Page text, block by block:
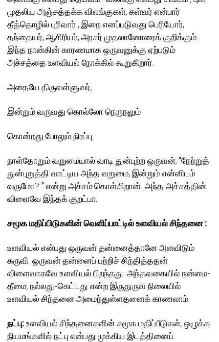
முதலிய அஞ்சத்தக்க விலங்குகள், கள்வர் என்பார்
தீத்தொழில் புரிவார் , இறை எனப்படுவது பெரியோர்,
தந்தையர், ஆசிரியர், அரசர் முதலானோரைக் குறிக்கும்.
இந்த நான்கின் காரணமாக ஒருவனுக்கு ஏற்படும்
அச்சத்தை உளவியல் நோக்கில் கூறுகிறார்.
அதையே திருவள்ளுவர்,
இன்றும் வருவது கொல்லோ நெருநலும்
கொன்றது போலும் நிரப்பு.
நாள்தோறும் வறுமையால் வாடி துன்புற்ற ஒருவன், “நேற்றுத்
துன்புறுத்தி வாட்டிய அந்த வறுமை, இன்றும் என்னிடம்
வருமோ? ” என்று அச்சம் கொள்கிறான். அந்த அச்சத்தின்
விளைவே இந்தக் குறட்பா.
சமூக மதிப்பிடுகளின் வெளிப்பாட்டில் உளவியல் சிந்தனை :
உளவியல் என்பது ஒருவன் தன்னைத்தானே அளவிடும்
கருவி. ஒருவன் தன்னைப் பற்றிச் சிந்தித்ததன்
விளைவாகவே உளவியல் பிறந்தது. அந்தவகையில் நன்மை-
தீமை, நல்லது-கெட்டது என்ற இருதுருவ நிலையில்
உளவியல் சிந்தனை அமைந்துள்ளதனைக் காணலாம்.
நட்பு:உளவியல் சிந்தனைகளின் சமூக மதிப்பீடுகள், ஒழுக்க
நியமங்களில் நட்பு என்பது முக்கிய இடத்தினைப்